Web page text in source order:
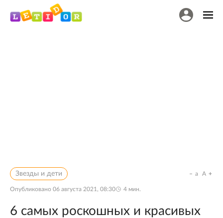
Звезды и дети
Опубликовано 06 августа 2021, 08:30 4 мин.
a A
6 самых роскошных и красивых